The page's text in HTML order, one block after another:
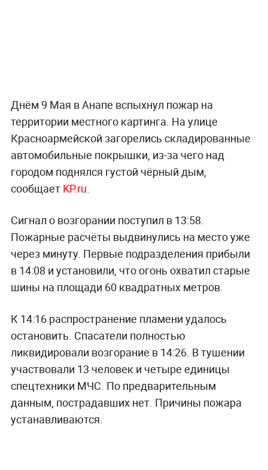
Днём 9 Мая в Анапе вспыхнул пожар на
территории местного картинга. На улице
Красноармейской загорелись складированные
автомобильные покрышки, из-за чего над
городом поднялся густой чёрный дым,
сообщает KP.ru.
Сигнал о возгорании поступил в 13:58.
Пожарные расчёты выдвинулись на место уже
через минуту. Первые подразделения прибыли
в 14:08 и установили, что огонь охватил старые
шины на площади 60 квадратных метров.
К 14:16 распространение пламени удалось
остановить. Спасатели полностью
ликвидировали возгорание в 14:26. В тушении
участвовали 13 человек и четыре единицы
спецтехники МЧС. По предварительным
данным, пострадавших нет. Причины пожара
устанавливаются.